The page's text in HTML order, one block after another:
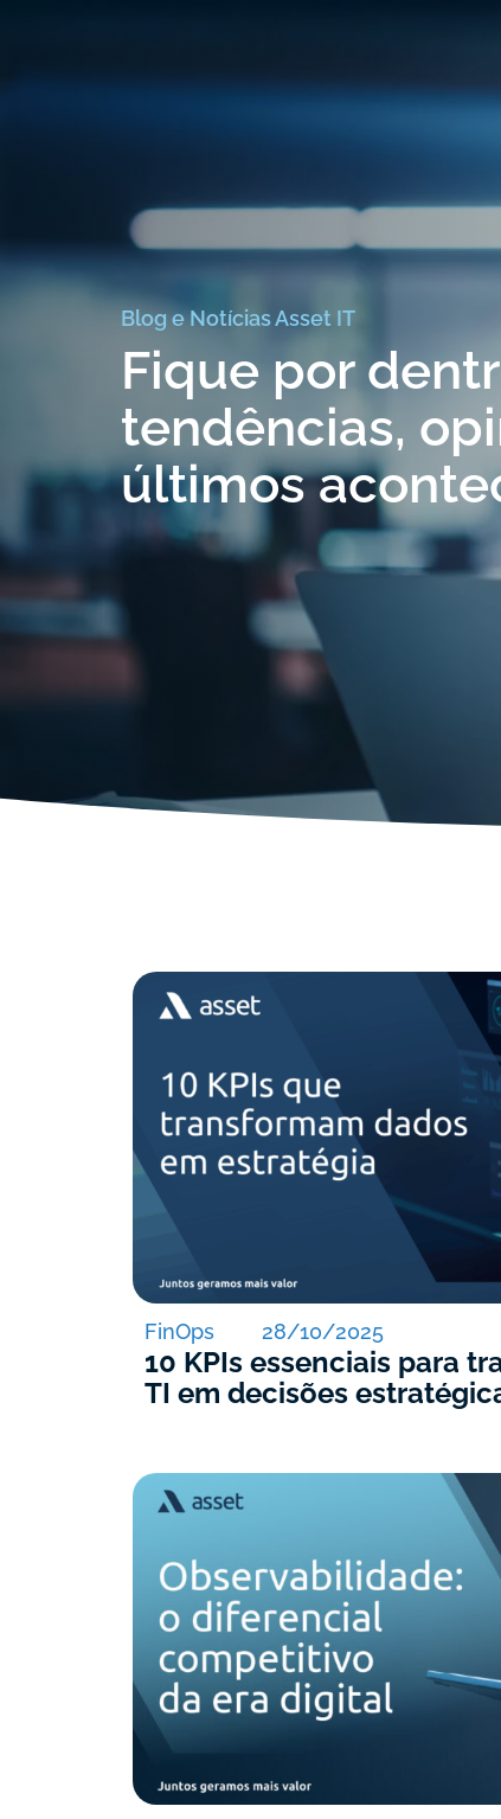
Blog e Notícias Asset IT
Fique por
tendências,
últimos
FinOps 28/10/2025
10 KPIs essenciais para
TI em decisões